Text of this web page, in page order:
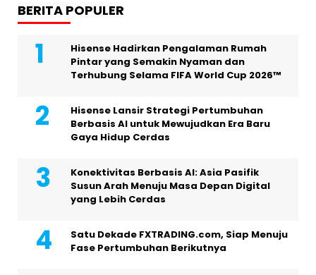
BERITA POPULER
Hisense Hadirkan Pengalaman Rumah
Pintar yang Semakin Nyaman dan
Terhubung Selama FIFA World Cup 2026™
Hisense Lansir Strategi Pertumbuhan
Berbasis AI untuk Mewujudkan Era Baru
Gaya Hidup Cerdas
Konektivitas Berbasis AI: Asia Pasifik
Susun Arah Menuju Masa Depan Digital
yang Lebih Cerdas
Satu Dekade FXTRADING.com, Siap Menuju
Fase Pertumbuhan Berikutnya